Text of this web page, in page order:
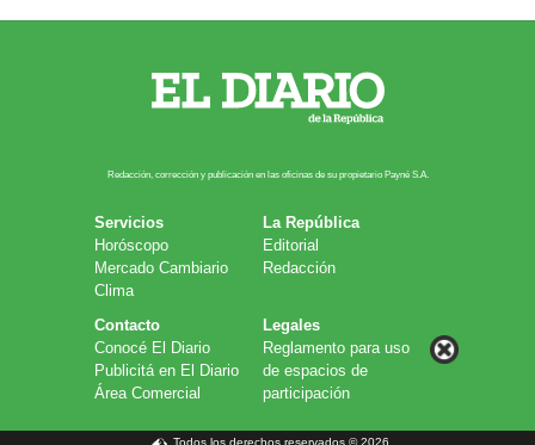
Redacción, corrección y publicación en las oficinas de su propietario Payn​é S.A.
Servicios
Horóscopo
Mercado Cambiario
Clima
La República
Editorial
Redacción
Contacto
Conocé El Diario
Publicitá en El Diario
Área Comercial
Legales
Reglamento para uso
de espacios de
participación
Todos los derechos reservados © 2026